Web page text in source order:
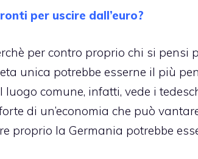
per uscire dall’euro?
per contro proprio chi si pensi
unica potrebbe esserne il più
comune, infatti, vede i
di un’economia che può
proprio la Germania potrebbe